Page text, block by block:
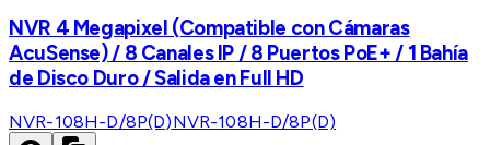
NVR 4 Megapixel (Compatible con Cámaras
AcuSense) / 8 Canales IP / 8 Puertos PoE+ / 1 Bahía
de Disco Duro / Salida en Full HD
NVR-108H-D/8P(D)NVR-108H-D/8P(D)